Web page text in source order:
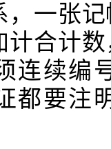
，一张
计合计
连续编
都要注